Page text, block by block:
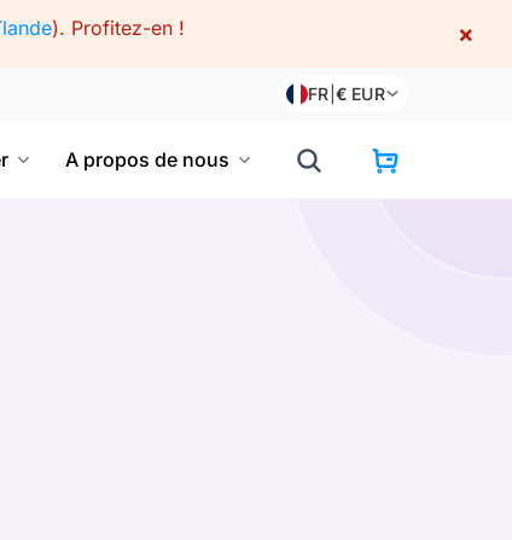
). Profitez-en ! ×
FR |€ EUR
A propos de nous